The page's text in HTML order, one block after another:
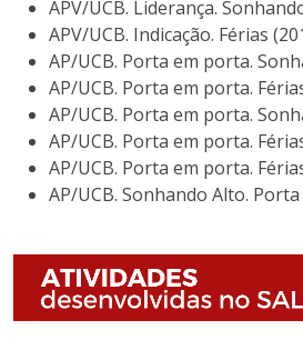
APV/UCB. Liderança.
APV/UCB. Indicação. Férias
AP/UCB. Porta em porta.
AP/UCB. Porta em porta.
AP/UCB. Porta em porta.
AP/UCB. Porta em porta.
AP/UCB. Porta em porta.
AP/UCB. Sonhando Alto.